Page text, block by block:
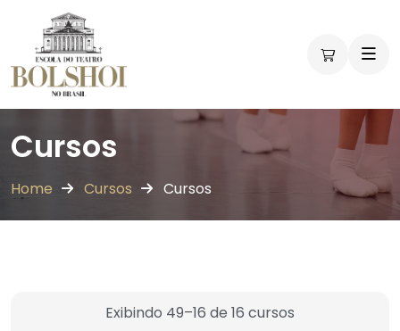
Cursos
Home Cursos Cursos
Exibindo 49–16 de 16 cursos